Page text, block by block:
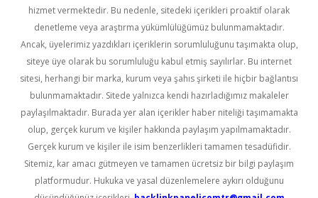
hizmet vermektedir. Bu nedenle, sitedeki içerikleri proaktif olarak
denetleme veya araştırma yükümlülüğümüz bulunmamaktadır.
Ancak, üyelerimiz yazdıkları içeriklerin sorumluluğunu taşımakta olup,
siteye üye olarak bu sorumluluğu kabul etmiş sayılırlar. Bu internet
sitesi, herhangi bir marka, kurum veya şahıs şirketi ile hiçbir bağlantısı
bulunmamaktadır. Sitede yalnızca kendi hazırladığımız makaleler
paylaşılmaktadır. Burada yer alan içerikler haber niteliği taşımamakta
olup, gerçek kurum ve kişiler hakkında paylaşım yapılmamaktadır.
Gerçek kurum ve kişiler ile isim benzerlikleri tamamen tesadüfidir.
Sitemiz, kar amacı gütmeyen ve tamamen ücretsiz bir bilgi paylaşım
platformudur. Hukuka ve yasal düzenlemelere aykırı olduğunu